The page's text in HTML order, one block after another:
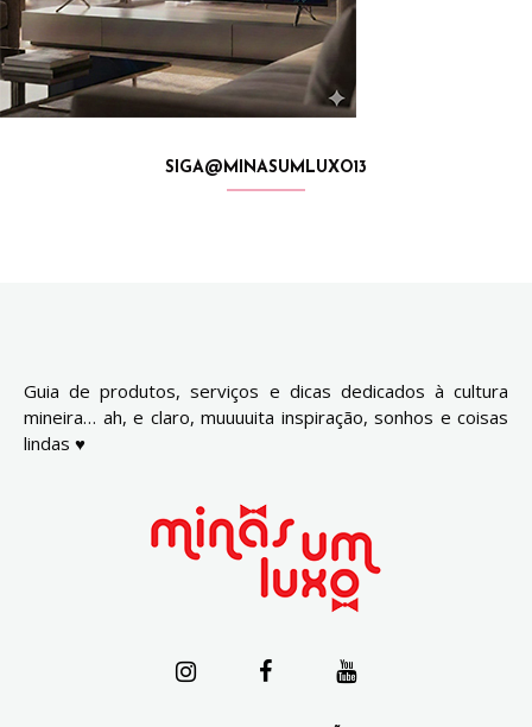
SIGA@MINASUMLUXO13
Guia de produtos, serviços e dicas dedicados à cultura
mineira… ah, e claro, muuuuita inspiração, sonhos e coisas
lindas ♥